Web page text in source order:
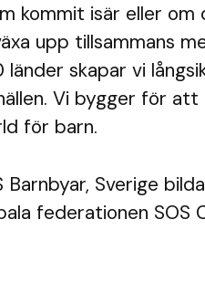
kommit isär eller om
upp tillsammans
länder skapar vi
Vi bygger för att
för barn.
Barnbyar, Sverige
federationen SOS